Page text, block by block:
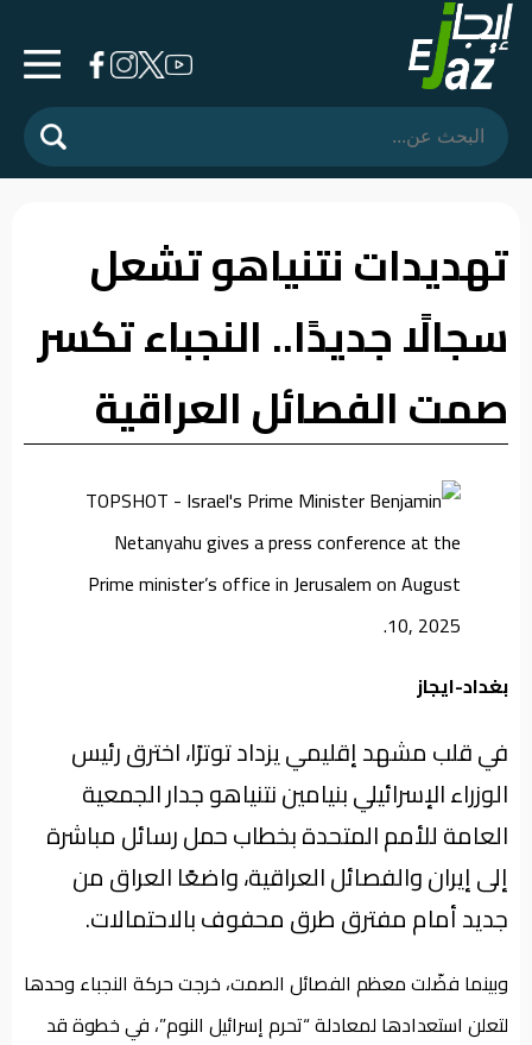
الرئيسية
المشهد
فرشة
وموقف
الفيديوهات
تهديدات نتنياهو تشعل
سجالًا جديدًا.. النجباء تكسر
صمت الفصائل العراقية
بغداد-ايجاز
في قلب مشهد إقليمي يزداد توترًا، اخترق رئيس
الوزراء الإسرائيلي بنيامين نتنياهو جدار الجمعية
العامة للأمم المتحدة بخطاب حمل رسائل مباشرة
إلى إيران والفصائل العراقية، واضعًا العراق من
جديد أمام مفترق طرق محفوف بالاحتمالات.
وبينما فضّلت معظم الفصائل الصمت، خرجت حركة النجباء وحدها
لتعلن استعدادها لمعادلة “تحرم إسرائيل النوم”، في خطوة قد